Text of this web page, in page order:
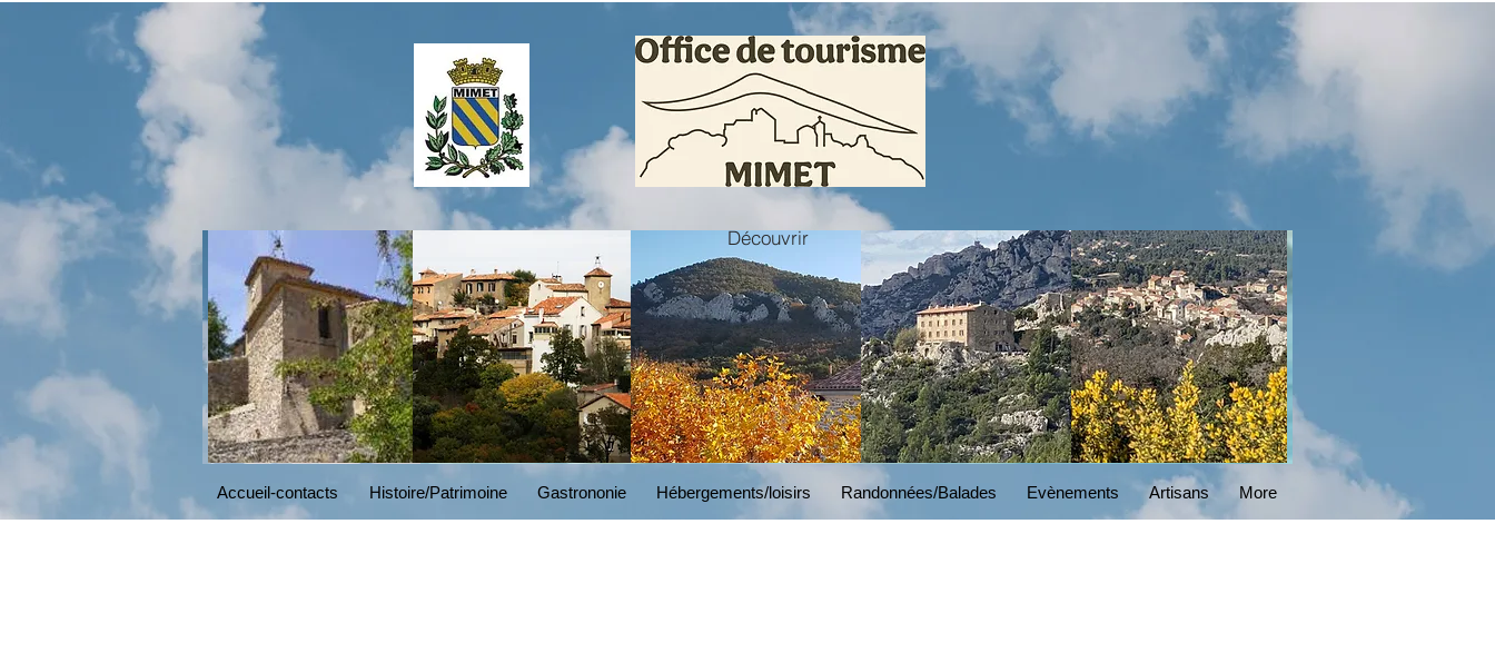
Read More
BRANDING
Read More
Découvrir
DESIGN
Read More
Accueil-contacts Histoire/Patrimoine Gastrononie Hébergements/loisirs Randonnées/Balades Evènements Artisans More